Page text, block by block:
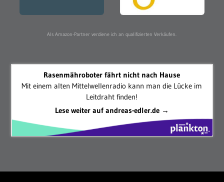
Als Amazon-Partner verdiene ich an qualifizierten Verkäufen.
Rasenmähroboter fährt nicht nach Hause
Mit einem alten Mittelwellenradio kann man die Lücke im
Leitdraht finden!
Lese weiter auf andreas-edler.de →